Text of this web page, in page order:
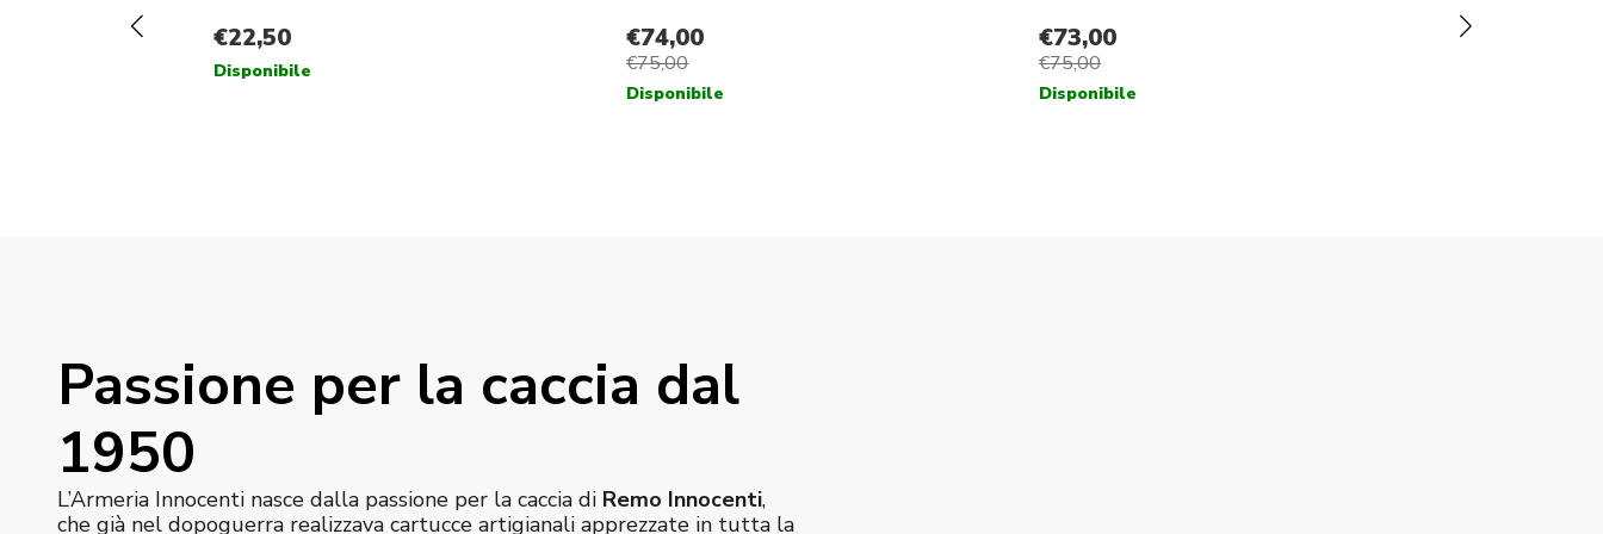
Passione per la caccia dal
1950
L’Armeria Innocenti nasce dalla passione per la caccia di Remo Innocenti,
che già nel dopoguerra realizzava cartucce artigianali apprezzate in tutta la